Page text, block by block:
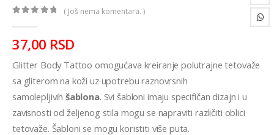
( Još nema komentara. )
37,00 RSD
Glitter Body Tattoo omogućava kreiranje polutrajne tetovaže
sa gliterom na koži uz upotrebu raznovrsnih
samolepljivih šablona. Svi šabloni imaju specifičan dizajn i u
zavisnosti od željenog stila mogu se napraviti različiti oblici
tetovaže. Šabloni se mogu koristiti više puta.